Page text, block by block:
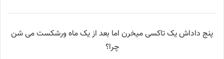
پنج داداش یک تاکسی میخرن اما بعد از یک ماه ورشکست می شن
چرا؟